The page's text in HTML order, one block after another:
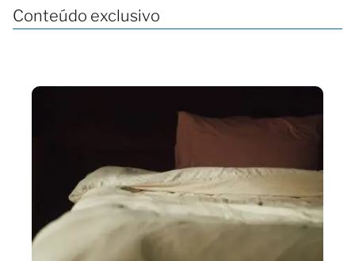
Conteúdo exclusivo